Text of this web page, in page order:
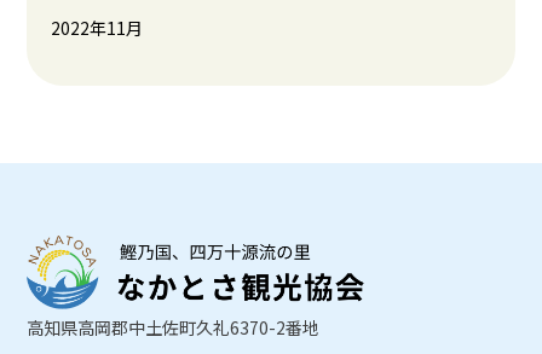
2022年11月
高知県高岡郡中土佐町久礼6370-2番地